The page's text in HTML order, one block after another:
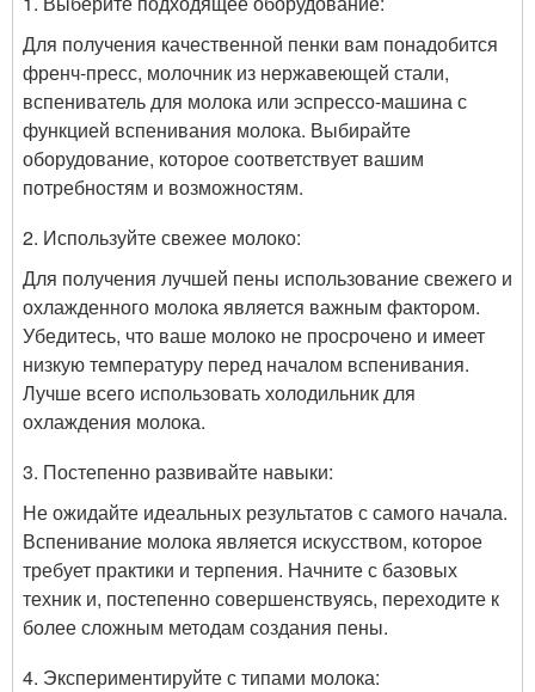
Для получения качественной пенки вам понадобится
френч-пресс, молочник из нержавеющей стали,
вспениватель для молока или эспрессо-машина с
функцией вспенивания молока. Выбирайте
оборудование, которое соответствует вашим
потребностям и возможностям.
2. Используйте свежее молоко:
Для получения лучшей пены использование свежего и
охлажденного молока является важным фактором.
Убедитесь, что ваше молоко не просрочено и имеет
низкую температуру перед началом вспенивания.
Лучше всего использовать холодильник для
охлаждения молока.
3. Постепенно развивайте навыки:
Не ожидайте идеальных результатов с самого начала.
Вспенивание молока является искусством, которое
требует практики и терпения. Начните с базовых
техник и, постепенно совершенствуясь, переходите к
более сложным методам создания пены.
4. Экспериментируйте с типами молока: